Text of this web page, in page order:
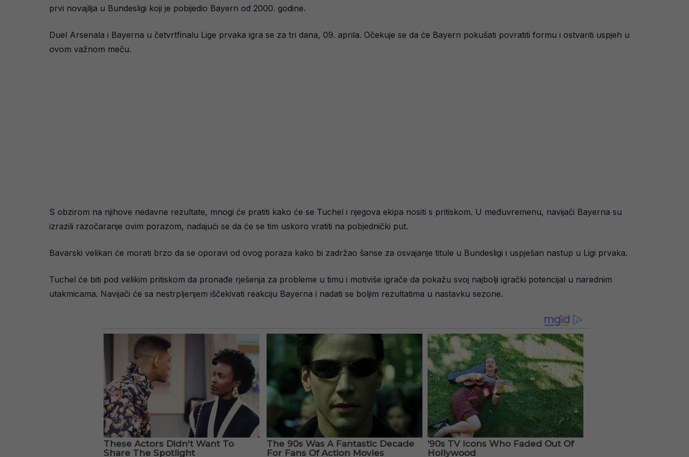
prvi novajlija u Bundesligi koji je pobijedio Bayern od 2000. godine.
Duel Arsenala i Bayerna u četvrtfinalu Lige prvaka igra se za tri dana, 09. aprila. Očekuje se da će Bayern pokušati povratiti formu i ostvariti uspjeh u
ovom važnom meču.
S obzirom na njihove nedavne rezultate, mnogi će pratiti kako će se Tuchel i njegova ekipa nositi s pritiskom. U međuvremenu, navijači Bayerna su
izrazili razočaranje ovim porazom, nadajući se da će se tim uskoro vratiti na pobjednički put.
Bavarski velikan će morati brzo da se oporavi od ovog poraza kako bi zadržao šanse za osvajanje titule u Bundesligi i uspješan nastup u Ligi prvaka.
Tuchel će biti pod velikim pritiskom da pronađe rješenja za probleme u timu i motiviše igrače da pokažu svoj najbolji igrački potencijal u narednim
utakmicama. Navijači će sa nestrpljenjem iščekivati ​​reakciju Bayerna i nadati se boljim rezultatima u nastavku sezone.